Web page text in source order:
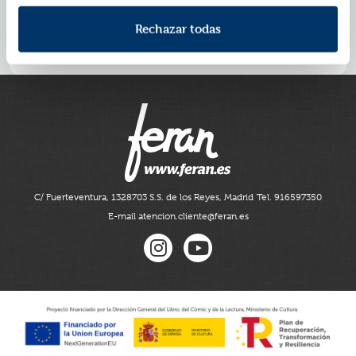
Rechazar todas
Porque es el mar, noches estrelladas y vinilos de los
tenerlo todo.
C/ Fuerteventura, 1328703 S.S. de los Reyes, Madrid Tel. 916597350
E-mail atencion.cliente@feran.es